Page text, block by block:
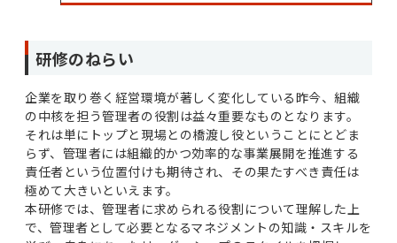
研修のねらい
企業を取り巻く経営環境が著しく変化している昨今、組織
の中核を担う管理者の役割は益々重要なものとなります。
それは単にトップと現場との橋渡し役ということにとどま
らず、管理者には組織的かつ効率的な事業展開を推進する
責任者という位置付けも期待され、その果たすべき責任は
極めて大きいといえます。
本研修では、管理者に求められる役割について理解した上
で、管理者として必要となるマネジメントの知識・スキルを